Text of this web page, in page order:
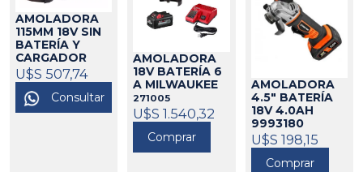
AMOLADORA
115MM 18V SIN
BATERÍA Y
CARGADOR
DGA458Z
MAKITA325165
U$S 507,74
Consultar
AMOLADORA
18V BATERÍA 6
A MILWAUKEE
271005
U$S 1.540,32
Comprar
AMOLADORA
4.5" BATERÍA
18V 4.0AH
9993180
DOWEN PAGIO
424212
U$S 198,15
Comprar